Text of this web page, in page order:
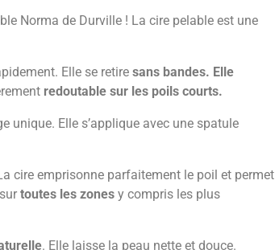
Norma de Durville ! La cire pelable est une
Elle se retire sans bandes. Elle
redoutable sur les poils courts.
unique. Elle s’applique avec une spatule
cire emprisonne parfaitement le poil et permet
toutes les zones y compris les plus
. Elle laisse la peau nette et douce.